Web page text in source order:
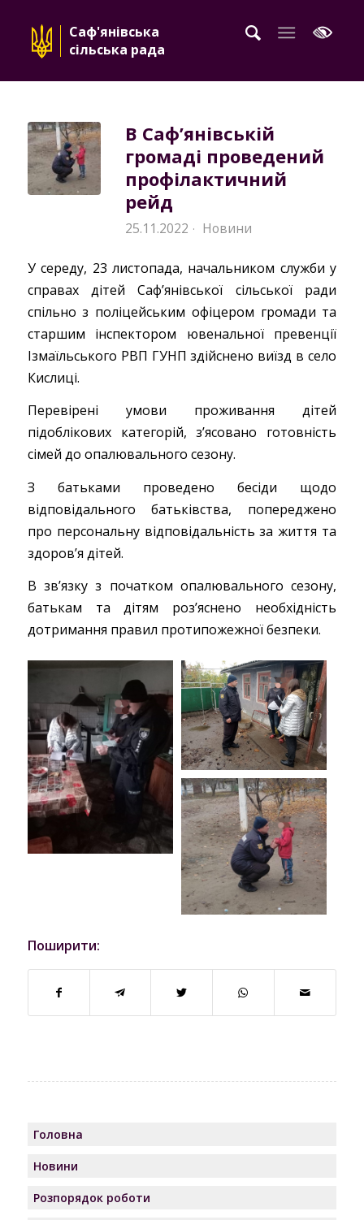
Саф'янівська
сільська рада
В Саф’янівській
громаді проведений
профілактичний
рейд
25.11.2022 · Новини
У середу, 23 листопада, начальником служби у
справах дітей Саф’янівської сільської ради
спільно з поліцейським офіцером громади та
старшим інспектором ювенальної превенції
Ізмаїльського РВП ГУНП здійснено виїзд в село
Кислиці.
Перевірені умови проживання дітей
підоблікових категорій, з’ясовано готовність
сімей до опалювального сезону.
З батьками проведено бесіди щодо
відповідального батьківства, попереджено
про персональну відповідальність за життя та
здоров’я дітей.
В зв’язку з початком опалювального сезону,
батькам та дітям роз’яснено необхідність
дотримання правил протипожежної безпеки.
Поширити:
Головна
Новини
Розпорядок роботи